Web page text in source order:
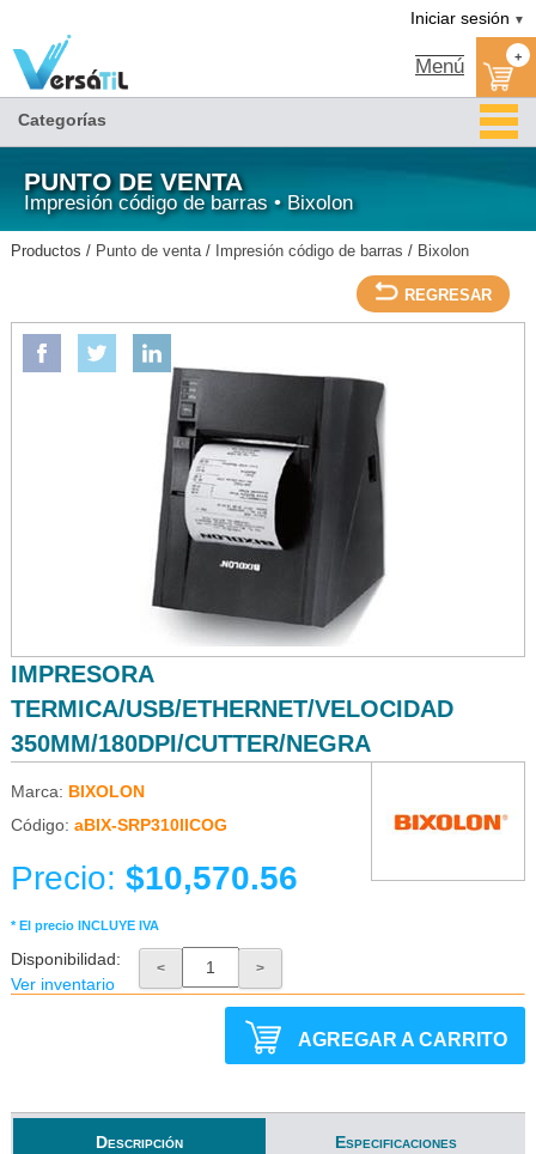
IMPRESORA TERMICA/USB/ETHERNET/VELOCIDAD 350MM/180DPI/CUTTER/NEGRA-
Iniciar sesión ▼
Menú +
Categorías
PUNTO DE VENTA
Impresión código de barras • Bixolon
Productos / Punto de venta/ Impresión código de barras / Bixolon
REGRESAR
IMPRESORA TERMICA/USB/ETHERNET/VELOCIDAD
350MM/180DPI/CUTTER/NEGRA-BIXOLON
IMPRESORA
TERMICA/USB/ETHERNET/VELOCIDAD
350MM/180DPI/CUTTER/NEGRA
Marca: BIXOLON
Código: aBIX-SRP310IICOG
Precio: $10,570.56
* El precio INCLUYE IVA
Disponibilidad:
Ver inventario
< >
BIXOLON
AGREGAR A CARRITO
Descripción Especificaciones